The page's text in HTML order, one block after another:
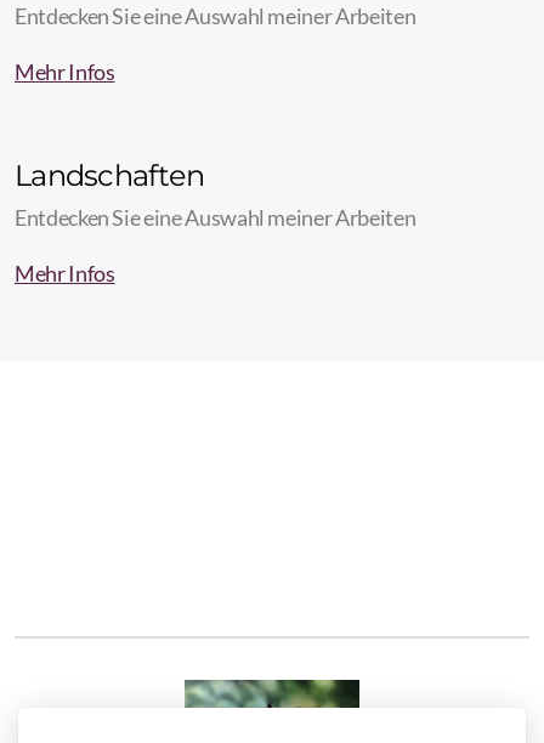
Entdecken Sie eine Auswahl meiner Arbeiten
Mehr Infos
Landschaften
Entdecken Sie eine Auswahl meiner Arbeiten
Mehr Infos